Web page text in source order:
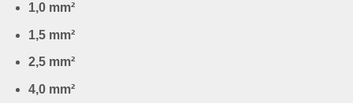
1,0 mm²
1,5 mm²
2,5 mm²
4,0 mm²